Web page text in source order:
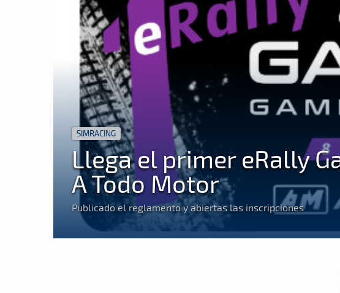
SIMRACING
Llega el primer eRally
A Todo Motor
Publicado el reglamento y abiertas las inscripciones